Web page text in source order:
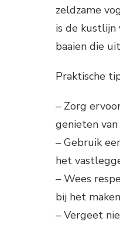
zeldzame
is de kustlijn
baaien die
Praktische
– Zorg
genieten
– Gebruik
het
– Wees
bij het
– Vergeet